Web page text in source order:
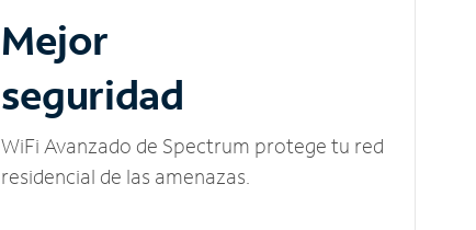
Mejor
seguridad
WiFi Avanzado de Spectrum protege tu red
residencial de las amenazas.